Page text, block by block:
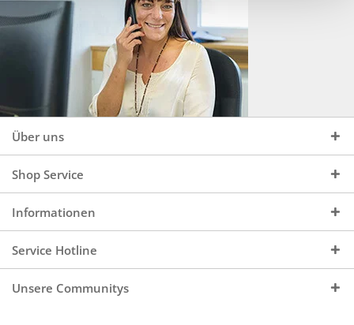
Über uns
Shop Service
Informationen
Service Hotline
Unsere Communitys